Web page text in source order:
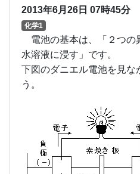
2013年6月26日 07時45分
化学1
電池の基本は、「２つの
水溶液に浸す」です。
下図のダニエル電池を見な
う。